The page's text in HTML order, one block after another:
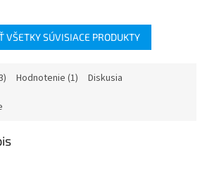
VŠETKY SÚVISIACE PRODUKTY
Hodnotenie (1) Diskusia